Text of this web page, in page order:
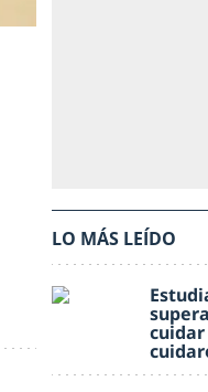
LO MÁS LEÍDO
cuidar